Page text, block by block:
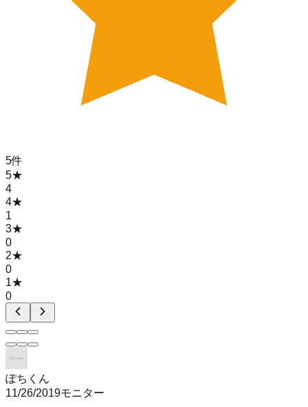
5件
5★
4
4★
1
3★
0
2★
0
1★
0
ぽちくん
11/26/2019モニター